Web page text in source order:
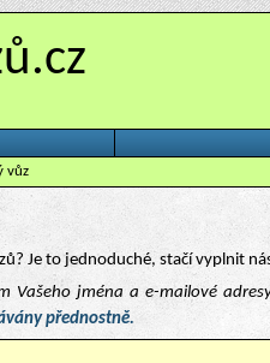
vůz
Je to jednoduché, stačí vyplnit
Vašeho jména a e-mailové
přednostně.